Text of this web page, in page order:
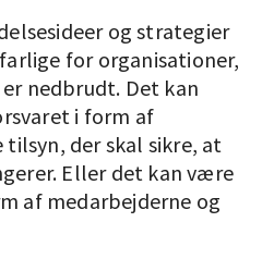
og strategier
for organisationer,
nedbrudt. Det kan
i form af
der skal sikre, at
Eller det kan være
af medarbejderne og